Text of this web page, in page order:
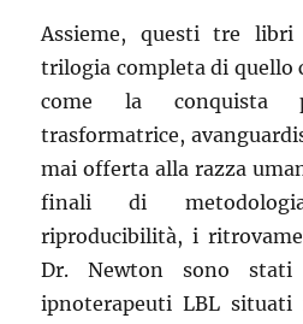
Assieme, questi tre libri
trilogia completa di quello
come la conquista
trasformatrice,
mai offerta alla razza
finali di
riproducibilità, i
Dr. Newton sono
ipnoterapeuti LBL